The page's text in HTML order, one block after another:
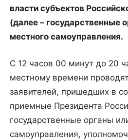
власти субъектов
(далее – государственные
местного самоуправления.
С 12 часов 00 минут до 20
местному времени
заявителей, пришедших в
приемные Президента
государственные органы
самоуправления,